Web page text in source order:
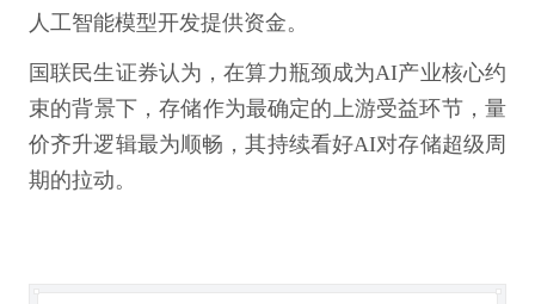
人工智能模型开发提供资金。
国联民生证券认为，在算力瓶颈成为AI产业核心约
束的背景下，存储作为最确定的上游受益环节，量
价齐升逻辑最为顺畅，其持续看好AI对存储超级周
期的拉动。